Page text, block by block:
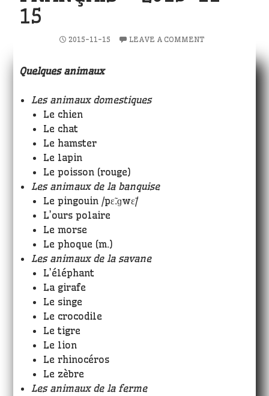
15
2015-11-15 LEAVE A COMMENT
Quelques animaux
Les animaux domestiques
Le chien
Le chat
Le hamster
Le lapin
Le poisson (rouge)
Les animaux de la banquise
Le pingouin /pɛ̃.ɡwɛ̃/
L’ours polaire
Le morse
Le phoque (m.)
Les animaux de la savane
L’éléphant
La girafe
Le singe
Le crocodile
Le tigre
Le lion
Le rhinocéros
Le zèbre
Les animaux de la ferme